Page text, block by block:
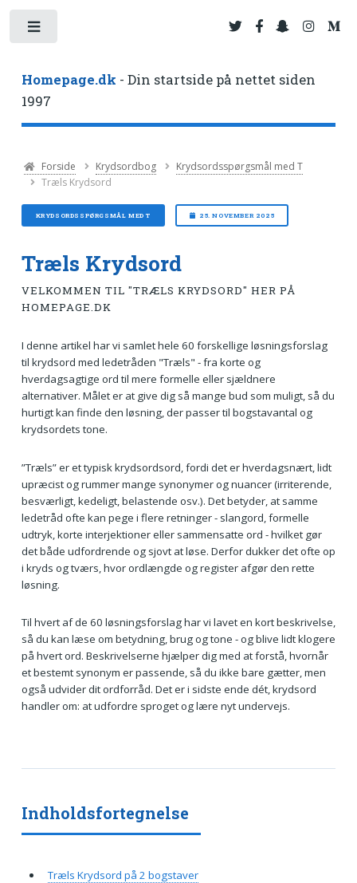
Homepage.dk - Din startside på nettet siden
1997
Forside Krydsordbog
Krydsordsspørgsmål med T
Træls Krydsord
KRYDSORDSSPØRGSMÅL MED T 25. NOVEMBER 2025
Træls Krydsord
VELKOMMEN TIL "TRÆLS KRYDSORD" HER PÅ
HOMEPAGE.DK
I denne artikel har vi samlet hele 60 forskellige løsningsforslag
til krydsord med ledetråden "Træls" - fra korte og
hverdagsagtige ord til mere formelle eller sjældnere
alternativer. Målet er at give dig så mange bud som muligt, så du
hurtigt kan finde den løsning, der passer til bogstavantal og
krydsordets tone.
”Træls” er et typisk krydsordsord, fordi det er hverdagsnært, lidt
upræcist og rummer mange synonymer og nuancer (irriterende,
besværligt, kedeligt, belastende osv.). Det betyder, at samme
ledetråd ofte kan pege i flere retninger - slangord, formelle
udtryk, korte interjektioner eller sammensatte ord - hvilket gør
det både udfordrende og sjovt at løse. Derfor dukker det ofte op
i kryds og tværs, hvor ordlængde og register afgør den rette
løsning.
Til hvert af de 60 løsningsforslag har vi lavet en kort beskrivelse,
så du kan læse om betydning, brug og tone - og blive lidt klogere
på hvert ord. Beskrivelserne hjælper dig med at forstå, hvornår
et bestemt synonym er passende, så du ikke bare gætter, men
også udvider dit ordforråd. Det er i sidste ende dét, krydsord
handler om: at udfordre sproget og lære nyt undervejs.
Indholdsfortegnelse
Træls Krydsord på 2 bogstaver